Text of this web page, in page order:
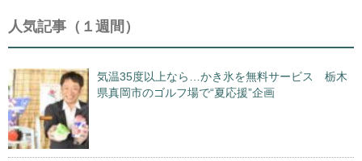
人気記事（１週間）
気温35度以上なら…かき氷を無料サービス 栃木
県真岡市のゴルフ場で“夏応援”企画